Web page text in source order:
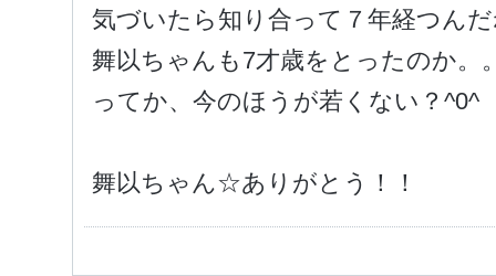
気づいたら知り合って７年経つん
舞以ちゃんも7才歳をとったのか。
ってか、今のほうが若くない？^0^
舞以ちゃん☆ありがとう！！